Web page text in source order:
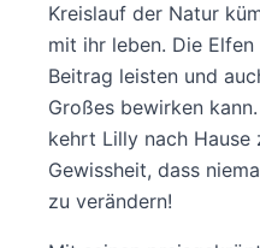
Kreislauf der Natur
mit ihr leben. Die
Beitrag leisten und
Großes bewirken
kehrt Lilly nach
Gewissheit, dass
zu verändern!